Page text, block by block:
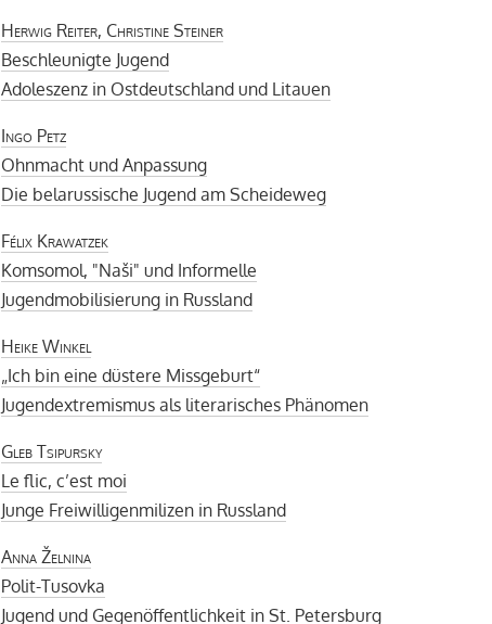
Herwig Reiter, Christine Steiner
Beschleunigte Jugend
Adoleszenz in Ostdeutschland und Litauen
Ingo Petz
Ohnmacht und Anpassung
Die belarussische Jugend am Scheideweg
Félix Krawatzek
Komsomol, "Naši" und Informelle
Jugendmobilisierung in Russland
Heike Winkel
„Ich bin eine düstere Missgeburt“
Jugendextremismus als literarisches Phänomen
Gleb Tsipursky
Le flic, c’est moi
Junge Freiwilligenmilizen in Russland
Anna Želnina
Polit-Tusovka
Jugend und Gegenöffentlichkeit in St. Petersburg